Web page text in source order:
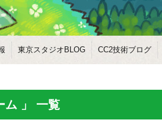
東京スタジオBLOG CC2技術ブログ
ム 」 一覧